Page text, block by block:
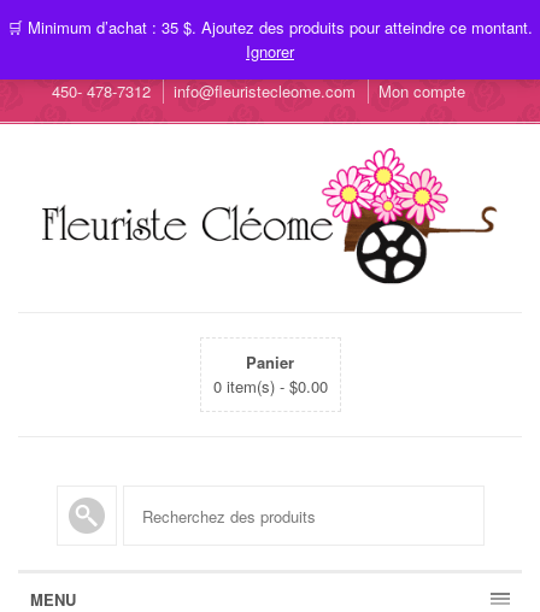
450- 478-7312 info@fleuristecleome.com Mon compte
Panier
0 item(s) - $0.00
MENU
🛒 Minimum d’achat : 35 $. Ajoutez des produits pour atteindre ce montant.
Ignorer